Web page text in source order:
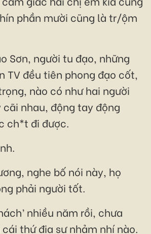
phần mười cũng là tr/ộm
Sơn, người tu đạo, những
TV đều tiên phong đạo cốt,
nào có như hai người
nhau, động tay động
ch*t đi được.
nghe bố nói này, họ
phải người tốt.
nhiều năm rồi, chưa
thứ địa sư nhảm nhí nào.